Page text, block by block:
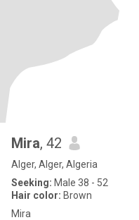
Mira, 42
Alger, Alger, Algeria
Seeking: Male 38 - 52
Hair color: Brown
Mira